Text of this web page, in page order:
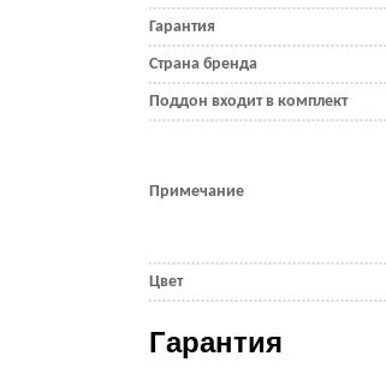
Гарантия
Страна бренда
Поддон входит в комплект
Примечание
Цвет
Гарантия